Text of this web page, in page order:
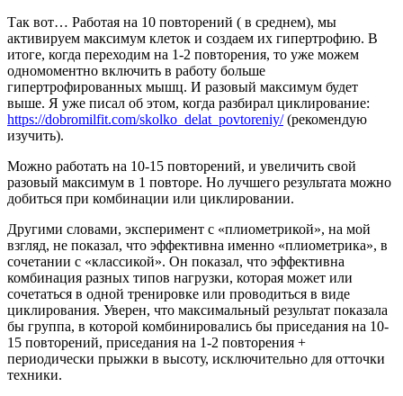
Так вот… Работая на 10 повторений ( в среднем), мы
активируем максимум клеток и создаем их гипертрофию. В
итоге, когда переходим на 1-2 повторения, то уже можем
одномоментно включить в работу больше
гипертрофированных мышц. И разовый максимум будет
выше. Я уже писал об этом, когда разбирал циклирование:
https://dobromilfit.com/skolko_delat_povtoreniy/(рекомендую
изучить).
Можно работать на 10-15 повторений, и увеличить свой
разовый максимум в 1 повторе. Но лучшего результата можно
добиться при комбинации или циклировании.
Другими словами, эксперимент с «плиометрикой», на мой
взгляд, не показал, что эффективна именно «плиометрика», в
сочетании с «классикой». Он показал, что эффективна
комбинация разных типов нагрузки, которая может или
сочетаться в одной тренировке или проводиться в виде
циклирования. Уверен, что максимальный результат показала
бы группа, в которой комбинировались бы приседания на 10-
15 повторений, приседания на 1-2 повторения +
периодически прыжки в высоту, исключительно для отточки
техники.